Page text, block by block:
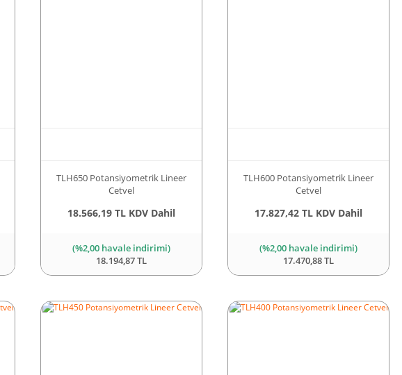
TLH650 Potansiyometrik Lineer
Cetvel
18.566,19 TL KDV Dahil
(%2,00 havale indirimi)
18.194,87 TL
TLH600 Potansiyometrik Lineer
Cetvel
17.827,42 TL KDV Dahil
(%2,00 havale indirimi)
17.470,88 TL